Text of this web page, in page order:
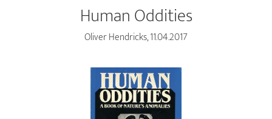
Human Oddities
Oliver Hendricks, 11.04.2017